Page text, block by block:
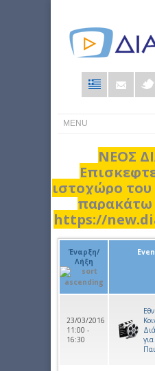
ΝΕΟΣ
ιστοχώρο
παρακάτω
https://
Έναρξη/
Λήξη
23/03/2016
11:00 -
16:30